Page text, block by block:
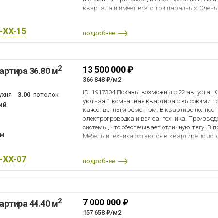
метро «Садовая»; набережные рек и каналов;
музеи и исторические
наслаждаться атмосферой настоящего
просмотр. Квартира станет отличным
XX-15
квартала и имеет всего три парадных. Очень
Продаётся со всей мебелью и техникой,
Квартира покупалась с использованием
погашена, сейчас обременение снято.
качества! Приходите смотреть, выбирать,
подробнее
36.80 м2
3.00 потолок
XX-07
13 500 000 ₽
366 848 ₽/м2
ID: 1917304 Показы возможны с 22 августа. К
уютная 1-комнатная квартира с высокими
качественным ремонтом. В квартире
электропроводка и вся сантехника.
системы, что обеспечивает отличную тягу. В
Мебель и техника остаются в квартире по
доступности; - Отличная транспортная
Московская, удобные выезды на основные
подробнее
44.40 м2 7 000 000 ₽
157 658 ₽/м2